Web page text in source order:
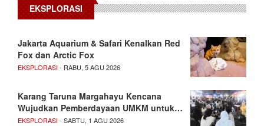
EKSPLORASI
Jakarta Aquarium & Safari Kenalkan Red
Fox dan Arctic Fox
EKSPLORASI- RABU, 5 AGU 2026
Karang Taruna Margahayu Kencana
Wujudkan Pemberdayaan UMKM untuk…
EKSPLORASI- SABTU, 1 AGU 2026